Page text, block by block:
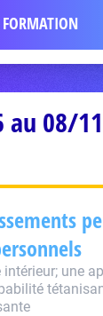
au 08/
une